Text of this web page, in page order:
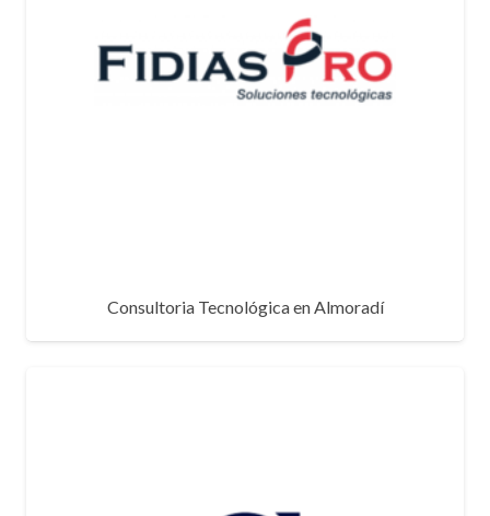
Consultoria Tecnológica en Almoradí